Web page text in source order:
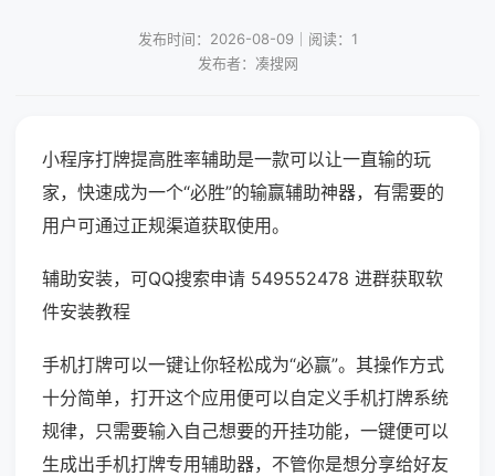
发布时间：2026-08-09｜阅读：1
发布者：凑搜网
小程序打牌提高胜率辅助是一款可以让一直输的玩
家，快速成为一个“必胜”的输赢辅助神器，有需要的
用户可通过正规渠道获取使用。
辅助安装，可QQ搜索申请 549552478 进群获取软
件安装教程
手机打牌可以一键让你轻松成为“必赢”。其操作方式
十分简单，打开这个应用便可以自定义手机打牌系统
规律，只需要输入自己想要的开挂功能，一键便可以
生成出手机打牌专用辅助器，不管你是想分享给好友